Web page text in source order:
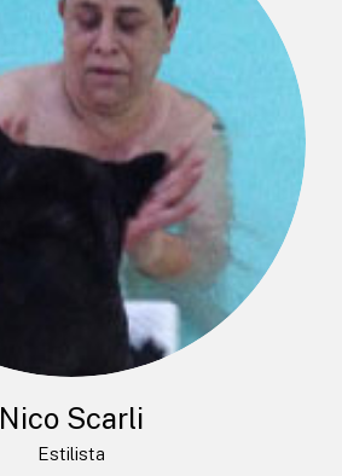
Nico Scarli
Estilista